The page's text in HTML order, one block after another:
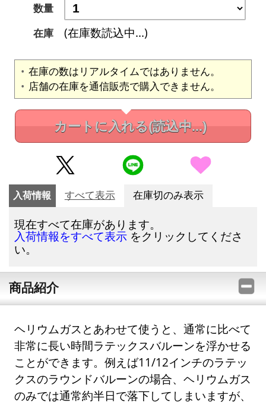
数量
在庫
(在庫数読込中...)
在庫の数はリアルタイムではありません。
店舗の在庫を通信販売で購入できません。
カートに入れる(読込中...)
入荷情報 すべて表示 在庫切のみ表示
現在すべて在庫があります。
入荷情報をすべて表示 をクリックしてくださ
い。
商品紹介
ヘリウムガスとあわせて使うと、通常に比べて
非常に長い時間ラテックスバルーンを浮かせる
ことができます。例えば11/12インチのラテッ
クスのラウンドバルーンの場合、ヘリウムガス
のみでは通常約半日で落下してしまいますが、